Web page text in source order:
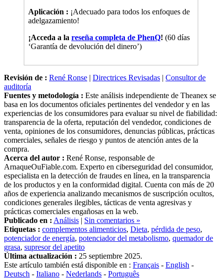
Aplicación : ¡Adecuado para todos los enfoques de
adelgazamiento!
¡Acceda a la reseña completa de PhenQ! (60 días
‘Garantía de devolución del dinero’)
Revisión de : René Ronse | Directrices Revisadas | Consultor de
auditoría
Fuentes y metodología : Este análisis independiente de Theanex se
basa en los documentos oficiales pertinentes del vendedor y en las
experiencias de los consumidores para evaluar su nivel de fiabilidad:
transparencia de la oferta, reputación del vendedor, condiciones de
venta, opiniones de los consumidores, denuncias públicas, prácticas
comerciales, señales de riesgo y puntos de atención antes de la
compra.
Acerca del autor : René Ronse, responsable de
ArnaqueOuFiable.com. Experto en ciberseguridad del consumidor,
especialista en la detección de fraudes en línea, en la transparencia
de los productos y en la conformidad digital. Cuenta con más de 20
años de experiencia analizando mecanismos de suscripción ocultos,
condiciones generales ilegibles, tácticas de venta agresivas y
prácticas comerciales engañosas en la web.
Publicado en : Análisis | Sin comentarios »
Etiquetas : complementos alimenticios, Dieta, pérdida de peso,
potenciador de energía, potenciador del metabolismo, quemador de
grasa, supresor del apetito
Última actualización : 25 septiembre 2025.
Este artículo también está disponible en : Français - English -
Deutsch - Italiano - Nederlands - Português